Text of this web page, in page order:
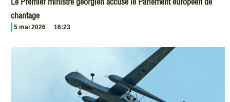
chantage
5 mai 2026 16:23